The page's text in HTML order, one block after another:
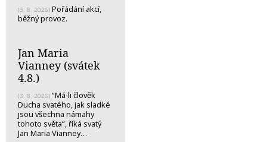
(3. 8. 2026) Pořádání akcí,
běžný provoz.
Jan Maria
Vianney (svátek
4.8.)
(3. 8. 2026) “Má-li člověk
Ducha svatého, jak sladké
jsou všechna námahy
tohoto světa“, říká svatý
Jan Maria Vianney…